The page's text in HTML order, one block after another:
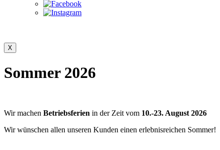
Sommer 2026
Wir machen Betriebsferien in der Zeit vom 10.-23. August 2026
Wir wünschen allen unseren Kunden einen erlebnisreichen Sommer!